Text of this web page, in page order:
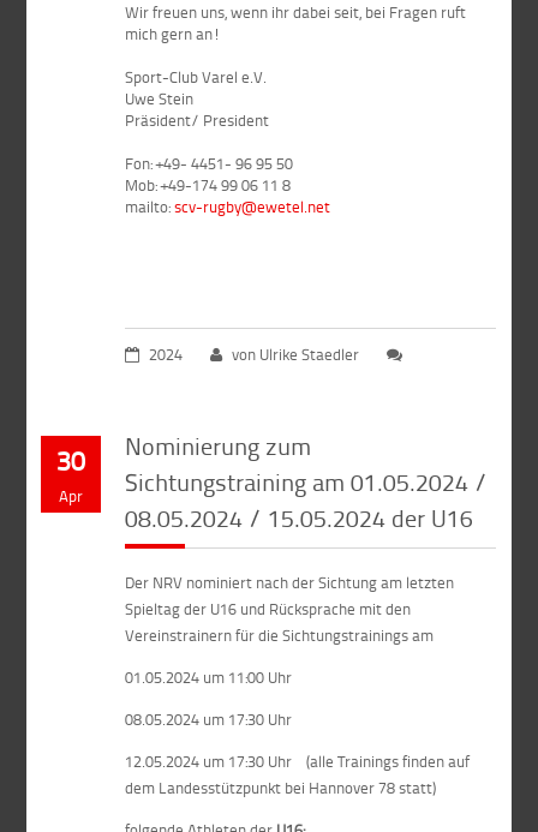
Wir freuen uns, wenn ihr dabei seit, bei Fragen ruft
mich gern an!
Sport-Club Varel e.V.
Uwe Stein
Präsident/ President
Fon: +49- 4451- 96 95 50
Mob: +49-174 99 06 11 8
mailto:scv-rugby@ewetel.net
2024 von Ulrike Staedler
30
Apr
Nominierung zum
Sichtungstraining am 01.05.2024 /
08.05.2024 / 15.05.2024 der U16
Der NRV nominiert nach der Sichtung am letzten
Spieltag der U16 und Rücksprache mit den
Vereinstrainern für die Sichtungstrainings am
01.05.2024 um 11:00 Uhr
08.05.2024 um 17:30 Uhr
12.05.2024 um 17:30 Uhr (alle Trainings finden auf
dem Landesstützpunkt bei Hannover 78 statt)